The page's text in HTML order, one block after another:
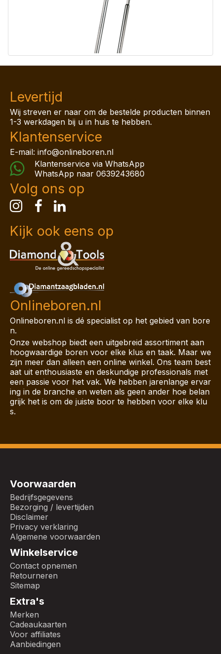
Levertijd
Wij streven er naar om de bestelde producten binnen
1-3 werkdagen bij u in huis te hebben.
Klantenservice
E-mail: info@onlineboren.nl
Klantenservice via WhatsApp
WhatsApp naar 0639243680
Volg ons op
Kijk ook eens op
Onlineboren.nl
Onlineboren.nl is dé specialist op het gebied van bore
n.
Onze webshop biedt een uitgebreid assortiment aan
hoogwaardige boren voor elke klus en taak. Maar we
zijn meer dan alleen een online winkel. Ons team best
aat uit enthousiaste en deskundige professionals met
een passie voor het vak. We hebben jarenlange ervar
ing in de branche en weten als geen ander hoe belan
grijk het is om de juiste boor te hebben voor elke klu
s.
Voorwaarden
Bedrijfsgegevens
Bezorging / levertijden
Disclaimer
Privacy verklaring
Algemene voorwaarden
Winkelservice
Contact opnemen
Retourneren
Sitemap
Extra's
Merken
Cadeaukaarten
Voor affiliates
Aanbiedingen